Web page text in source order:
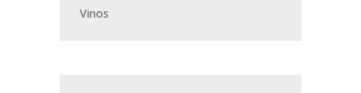
Vinos